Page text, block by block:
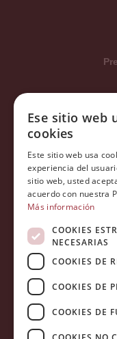
Carrer
Ese sitio web
cookies
Este sitio web usa
experiencia del
sitio web, usted
acuerdo con nuestra
Más información
COOKIES
NECESARIAS
COOKIES DE
COOKIES DE
COOKIES DE